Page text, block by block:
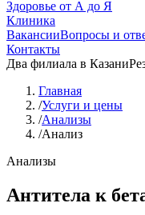
Здоровье от А до Я
Клиника
ВакансииВопросы и
Контакты
Два филиала в Казани
Главная
/Услуги и цены
/Анализы
/Анализ
Анализы
Антитела к